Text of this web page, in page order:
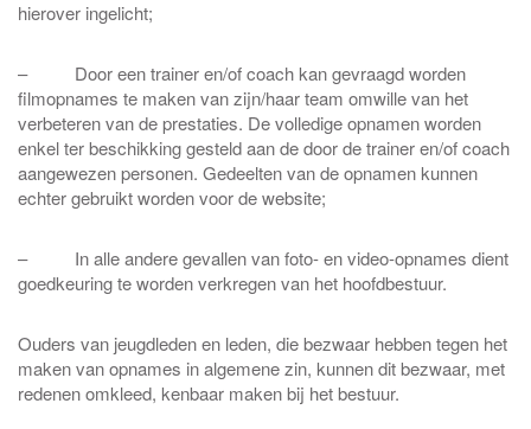
hierover ingelicht;
– Door een trainer en/of coach kan gevraagd worden
filmopnames te maken van zijn/haar team omwille van het
verbeteren van de prestaties. De volledige opnamen worden
enkel ter beschikking gesteld aan de door de trainer en/of coach
aangewezen personen. Gedeelten van de opnamen kunnen
echter gebruikt worden voor de website;
– In alle andere gevallen van foto- en video-opnames dient
goedkeuring te worden verkregen van het hoofdbestuur.
Ouders van jeugdleden en leden, die bezwaar hebben tegen het
maken van opnames in algemene zin, kunnen dit bezwaar, met
redenen omkleed, kenbaar maken bij het bestuur.